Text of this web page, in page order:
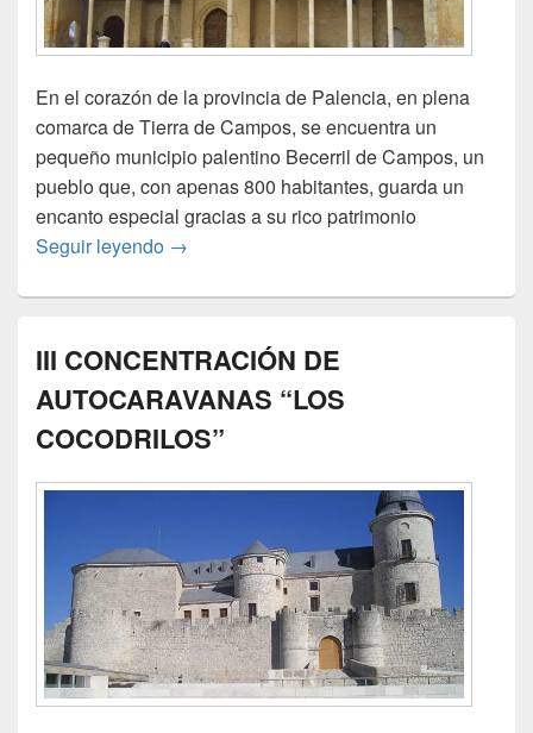
En el corazón de la provincia de Palencia, en plena
comarca de Tierra de Campos, se encuentra un
pequeño municipio palentino Becerril de Campos, un
pueblo que, con apenas 800 habitantes, guarda un
encanto especial gracias a su rico patrimonio
Seguir leyendo Becerril de Campos, 4, 5 y 6 de abril de
→
III CONCENTRACIÓN DE
AUTOCARAVANAS “LOS
COCODRILOS”